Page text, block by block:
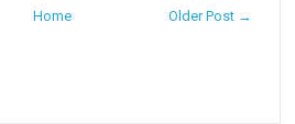
Older Post →
Home